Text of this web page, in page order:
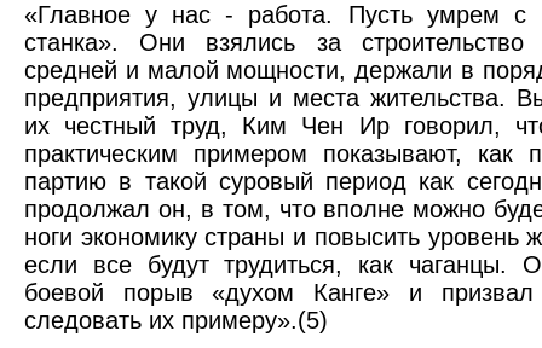
«Главное у нас - работа. Пусть умрем с
станка». Они взялись за
средней и малой мощности, держали в
предприятия, улицы и места жительства.
их честный труд, Ким Чен Ир говорил,
практическим примером показывают, как
партию в такой суровый период как
продолжал он, в том, что вполне можно
ноги экономику страны и повысить уровень
если все будут трудиться, как чаганцы.
боевой порыв «духом Канге» и
следовать их примеру».(5)